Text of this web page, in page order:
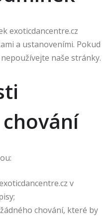
exoticdancentre.cz
a ustanoveními. Pokud
naše stránky.
v
chování, které by